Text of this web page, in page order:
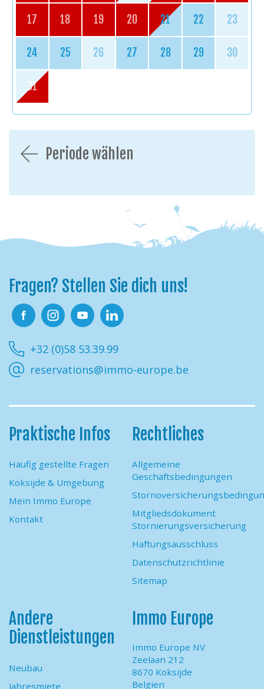
17 18 19 20 21 22 23
24 25 26 27 28 29 30
31
Periode wählen
Fragen? Stellen Sie dich uns!
+32 (0)58 53.39.99
reservations@immo-europe.be
Praktische Infos
Häufig gestellte Fragen
Koksijde & Umgebung
Mein Immo Europe
Kontakt
Rechtliches
Allgemeine
Geschäftsbedingungen
Mitgliedsdokument
Stornierungsversicherung
Haftungsausschluss
Datenschutzrichtlinie
Sitemap
Andere
Dienstleistungen
Neubau
Jahresmiete
Immo Europe
Immo Europe NV
Zeelaan 212
8670 Koksijde
Belgien